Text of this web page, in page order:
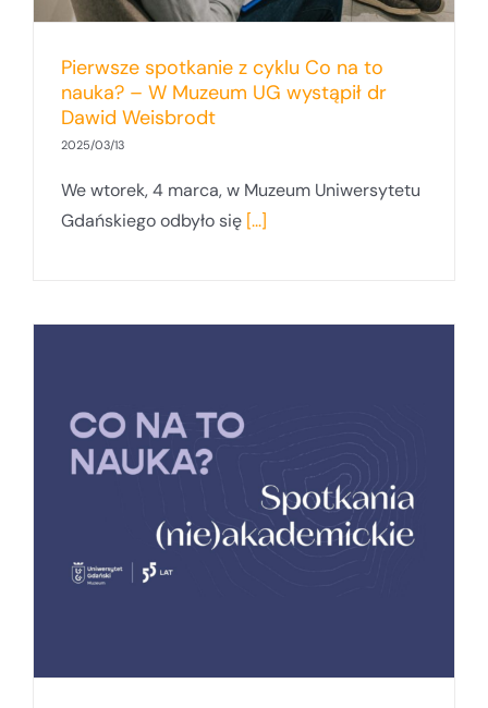
Pierwsze spotkanie z cyklu Co na to
nauka? – W Muzeum UG wystąpił dr
Dawid Weisbrodt
2025/03/13
We wtorek, 4 marca, w Muzeum Uniwersytetu
Gdańskiego odbyło się [...]